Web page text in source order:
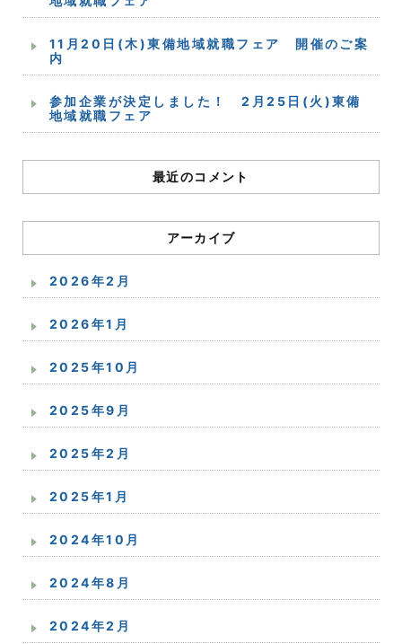
11月20日(木)東備地域就職フェア 開催のご案
内
参加企業が決定しました！ 2月25日(火)東備
地域就職フェア
最近のコメント
アーカイブ
2026年2月
2026年1月
2025年10月
2025年9月
2025年2月
2025年1月
2024年10月
2024年8月
2024年2月